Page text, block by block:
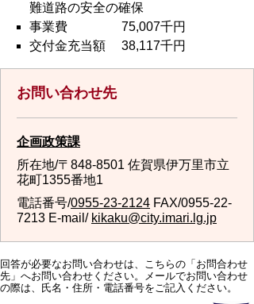
難道路の安全の確保
事業費 75,007千円
交付金充当額 38,117千円
お問い合わせ先
企画政策課
所在地/〒848-8501 佐賀県伊万里市立
花町1355番地1
電話番号/0955-23-2124 FAX/0955-22-
7213 E-mail/ kikaku@city.imari.lg.jp
回答が必要なお問い合わせは、こちらの「お問合わせ
先」へお問い合わせください。メールでお問い合わせ
の際は、氏名・住所・電話番号をご記入ください。